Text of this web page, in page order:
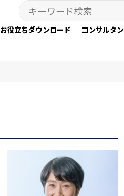
Search
for:
お役立ちダウンロード
コンサルタ